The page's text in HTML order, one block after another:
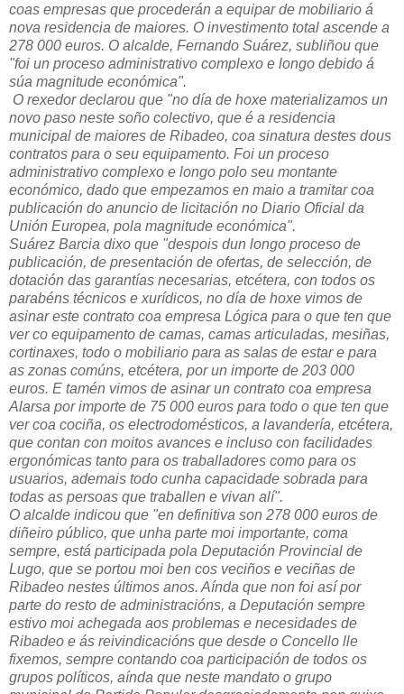
coas empresas que procederán a equipar de mobiliario á
nova residencia de maiores. O investimento total ascende a
278 000 euros. O alcalde, Fernando Suárez, subliñou que
"foi un proceso administrativo complexo e longo debido á
súa magnitude económica".
O rexedor declarou que "no día de hoxe materializamos un
novo paso neste soño colectivo, que é a residencia
municipal de maiores de Ribadeo, coa sinatura destes dous
contratos para o seu equipamento. Foi un proceso
administrativo complexo e longo polo seu montante
económico, dado que empezamos en maio a tramitar coa
publicación do anuncio de licitación no Diario Oficial da
Unión Europea, pola magnitude económica".
Suárez Barcia dixo que "despois dun longo proceso de
publicación, de presentación de ofertas, de selección, de
dotación das garantías necesarias, etcétera, con todos os
parabéns técnicos e xurídicos, no día de hoxe vimos de
asinar este contrato coa empresa Lógica para o que ten que
ver co equipamento de camas, camas articuladas, mesiñas,
cortinaxes, todo o mobiliario para as salas de estar e para
as zonas comúns, etcétera, por un importe de 203 000
euros. E tamén vimos de asinar un contrato coa empresa
Alarsa por importe de 75 000 euros para todo o que ten que
ver coa cociña, os electrodomésticos, a lavandería, etcétera,
que contan con moitos avances e incluso con facilidades
ergonómicas tanto para os traballadores como para os
usuarios, ademais todo cunha capacidade sobrada para
todas as persoas que traballen e vivan alí".
O alcalde indicou que "en definitiva son 278 000 euros de
diñeiro público, que unha parte moi importante, coma
sempre, está participada pola Deputación Provincial de
Lugo, que se portou moi ben cos veciños e veciñas de
Ribadeo nestes últimos anos. Aínda que non foi así por
parte do resto de administracións, a Deputación sempre
estivo moi achegada aos problemas e necesidades de
Ribadeo e ás reivindicacións que desde o Concello lle
fixemos, sempre contando coa participación de todos os
grupos políticos, aínda que neste mandato o grupo